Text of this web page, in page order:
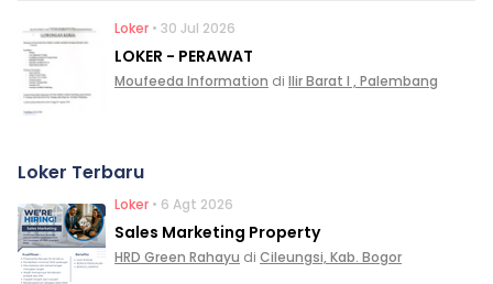
Loker • 30 Jul 2026
LOKER - PERAWAT
Moufeeda Information di Ilir Barat I , Palembang
Loker Terbaru
Loker • 6 Agt 2026
Sales Marketing Property
HRD Green Rahayu di Cileungsi, Kab. Bogor